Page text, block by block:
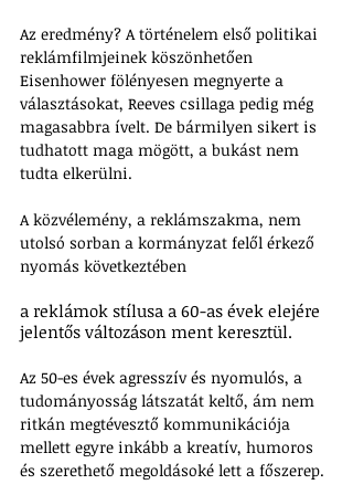
Az eredmény? A történelem első politikai
reklámfilmjeinek köszönhetően
Eisenhower fölényesen megnyerte a
választásokat, Reeves csillaga pedig még
magasabbra ívelt. De bármilyen sikert is
tudhatott maga mögött, a bukást nem
tudta elkerülni.
A közvélemény, a reklámszakma, nem
utolsó sorban a kormányzat felől érkező
nyomás következtében
a reklámok stílusa a 60-as évek elejére
jelentős változáson ment keresztül.
Az 50-es évek agresszív és nyomulós, a
tudományosság látszatát keltő, ám nem
ritkán megtévesztő kommunikációja
mellett egyre inkább a kreatív, humoros
és szerethető megoldásoké lett a főszerep.